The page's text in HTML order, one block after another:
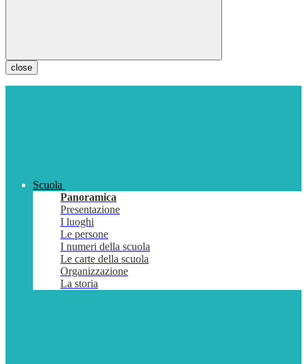
close
Scuola
Panoramica
Presentazione
I luoghi
Le persone
I numeri della scuola
Le carte della scuola
Organizzazione
La storia